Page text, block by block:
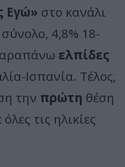
Εγώ» στο κανάλι
4,8% 18-
ελπίδες
Ισπανία. Τέλος,
την πρώτη θέση
όλες τις ηλικίες